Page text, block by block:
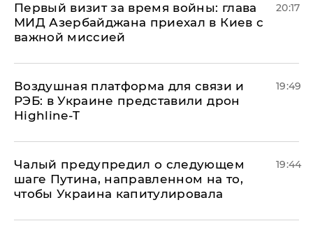
Первый визит за время войны: глава
МИД Азербайджана приехал в Киев с
важной миссией
20:17
Воздушная платформа для связи и
РЭБ: в Украине представили дрон
Highline-T
19:49
Чалый предупредил о следующем
шаге Путина, направленном на то,
чтобы Украина капитулировала
19:44